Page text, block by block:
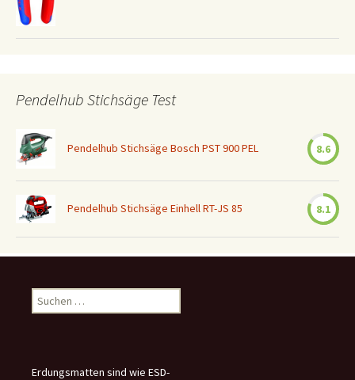
Pendelhub Stichsäge Test
Pendelhub Stichsäge Bosch PST 900 PEL 8.6
Pendelhub Stichsäge Einhell RT-JS 85 8.1
Suchen
nach:
Erdungsmatten sind wie ESD-